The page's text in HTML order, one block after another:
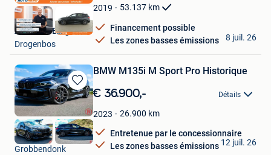
Favoris2019 53.137 km
Financement possible
Les zones basses émissions
Autohero Belgium+
Drogenbos
8 juil. 26
Sauvegarder
dans
Mes
Favoris
BMW M135i M Sport Pro Historique
€ 36.900,- Détails
2023 26.900 km
Entretenue par le concessionnaire
Les zones basses émissions
RoadCare
Grobbendonk
12 juil. 26